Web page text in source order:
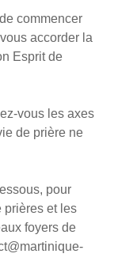
commencer
accorder la
Esprit de
vous les axes
de prière ne
pour
prières et les
foyers de